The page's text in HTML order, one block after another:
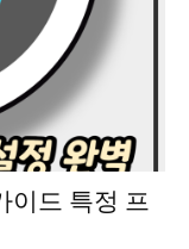
이드 특정 프